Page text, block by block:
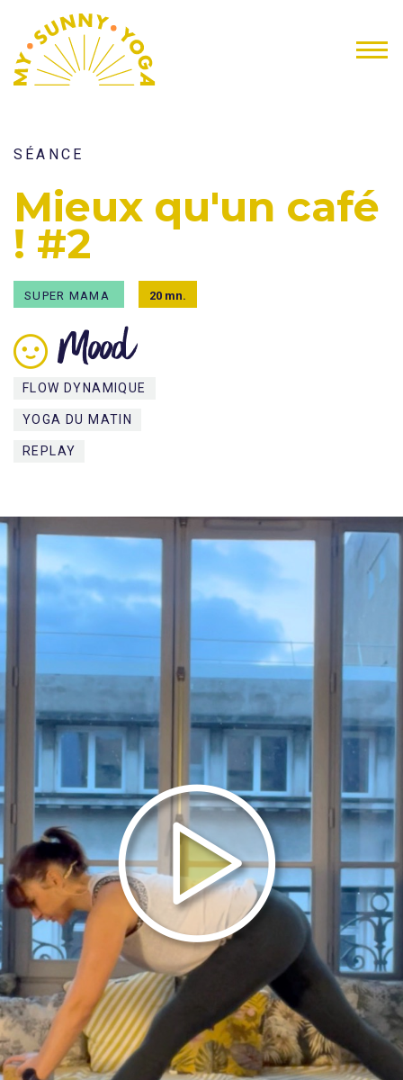
SÉANCE
Mieux qu'un café
! #2
SUPER MAMA 20 mn.
Mood
FLOW DYNAMIQUE
YOGA DU MATIN
REPLAY